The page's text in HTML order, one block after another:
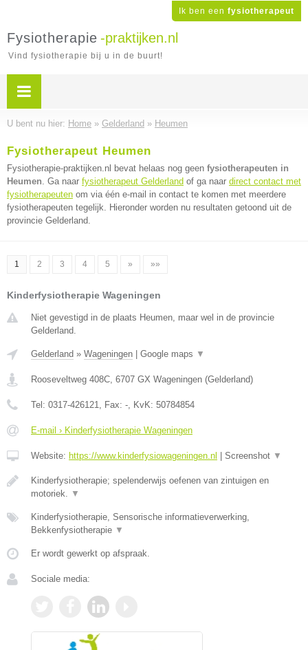
Ik ben een fysiotherapeut
Fysiotherapie -praktijken.nl
Vind fysiotherapie bij u in de buurt!
U bent nu hier: Home » Gelderland » Heumen
Fysiotherapeut Heumen
Fysiotherapie-praktijken.nl bevat helaas nog geen fysiotherapeuten in
Heumen. Ga naar fysiotherapeut Gelderland of ga naar direct contact met
fysiotherapeuten om via één e-mail in contact te komen met meerdere
fysiotherapeuten tegelijk. Hieronder worden nu resultaten getoond uit de
provincie Gelderland.
1 2 3 4 5 » »»
Kinderfysiotherapie Wageningen
Niet gevestigd in de plaats Heumen, maar wel in de provincie
Gelderland.
Gelderland » Wageningen Google maps ▼
Rooseveltweg 408C, 6707 GX Wageningen (Gelderland)
Tel: 0317-426121, Fax: -, KvK: 50784854
E-mail › Kinderfysiotherapie Wageningen
Website: https://www.kinderfysiowageningen.nl Screenshot ▼
Kinderfysiotherapie; spelenderwijs oefenen van zintuigen en
motoriek. ▼
Kinderfysiotherapie, Sensorische informatieverwerking,
Bekkenfysiotherapie ▼
Er wordt gewerkt op afspraak.
Sociale media: